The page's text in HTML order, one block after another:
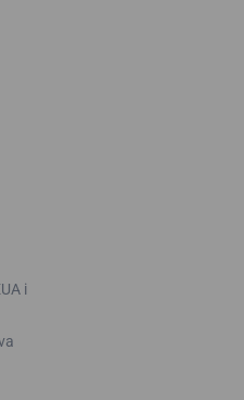
i